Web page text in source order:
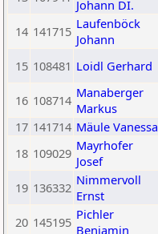
Johann DI.
14 141715 Laufenböck
Johann
15 108481 Loidl Gerhard
16 108714 Manaberger
Markus
17 141714 Mäule Vanessa
18 109029 Mayrhofer
Josef
19 136332 Nimmervoll
Ernst
20 145195 Pichler
Benjamin